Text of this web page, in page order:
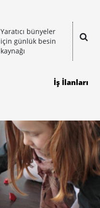
Yaratıcı bünyeler
için günlük besin
kaynağı
İş İlanları